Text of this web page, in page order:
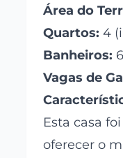
Área do
Quartos: 4
Banheiros: 6
Vagas de
Esta casa
oferecer o